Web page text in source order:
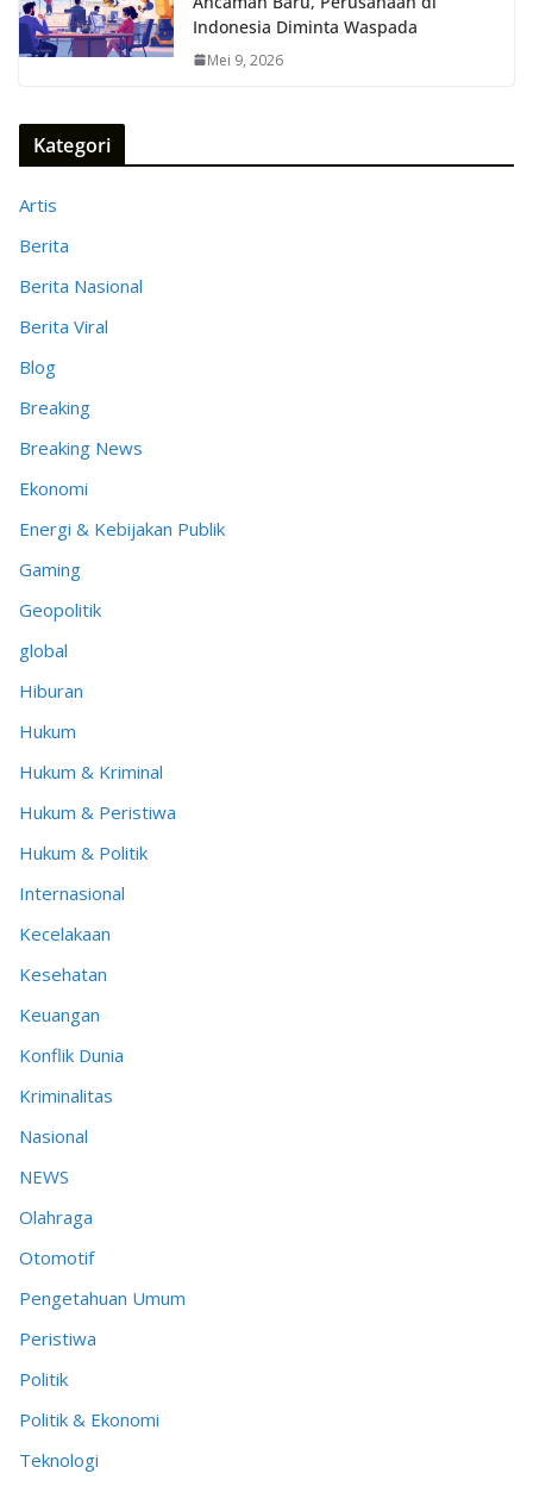
Indonesia Diminta Waspada
Mei 9, 2026
Kategori
Artis
Berita
Berita Nasional
Berita Viral
Blog
Breaking
Breaking News
Ekonomi
Energi & Kebijakan Publik
Gaming
Geopolitik
global
Hiburan
Hukum
Hukum & Kriminal
Hukum & Peristiwa
Hukum & Politik
Internasional
Kecelakaan
Kesehatan
Keuangan
Konflik Dunia
Kriminalitas
Nasional
NEWS
Olahraga
Otomotif
Pengetahuan Umum
Peristiwa
Politik
Politik & Ekonomi
Teknologi